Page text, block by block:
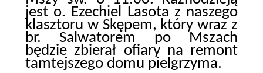
jest o. Ezechiel Lasota z naszego
klasztoru w Skępem, który wraz z
br. Salwatorem po Mszach
będzie zbierał ofiary na remont
tamtejszego domu pielgrzyma.